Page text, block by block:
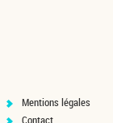
Mentions légales
Contact